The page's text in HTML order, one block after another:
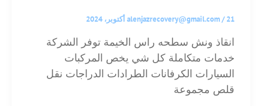
alenjazrecovery@gmail.com/21 أكتوبر، 2024
انقاذ ونش سطحه راس الخيمة توفر الشركة
خدمات متكاملة كل شي يخص المركبات
السيارات الكرفانات الطرادات الدراجات نقل
قلص مجموعة